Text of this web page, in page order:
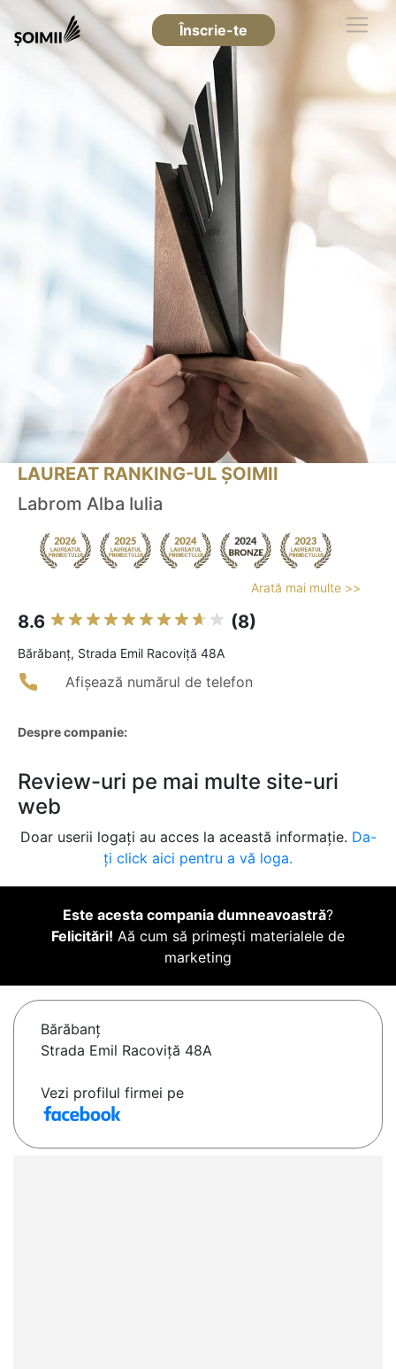
Înscrie-te
LAUREAT RANKING-UL ȘOIMII
Labrom Alba Iulia
Arată mai multe >>
8.6 (8)
Bărăbanţ, Strada Emil Racoviţă 48A
Afișează numărul de telefon
Despre companie:
Review-uri pe mai multe site-uri
web
Doar userii logați au acces la această informație. Da-
ți click aici pentru a vă loga.
Este acesta compania dumneavoastră?
Felicitări! Aă cum să primești materialele de
marketing
Bărăbanţ
Strada Emil Racoviţă 48A
Vezi profilul firmei pe